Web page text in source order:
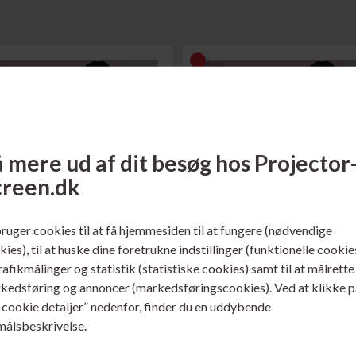
mere ud af dit besøg hos Projector-
cookies til at få hjemmesiden til at fungere (nødvendige
til at huske dine foretrukne indstillinger (funktionelle
og statistik (statistiske cookies) samt til at målrette
og annoncer (markedsføringscookies). Ved at klikke
cookie detaljer” nedenfor, finder du en uddybende
Transportabel Pull Up
Lærred 4:3 Sort 65 x 49 cm
895,00
Select Transportabel Pull
Projektor Lærred 4:3 Sort 81 x
Læs mere...